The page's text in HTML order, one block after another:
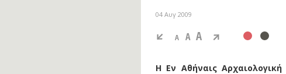
04 Αυγ 2009
A A A
Η Εν Αθήναις